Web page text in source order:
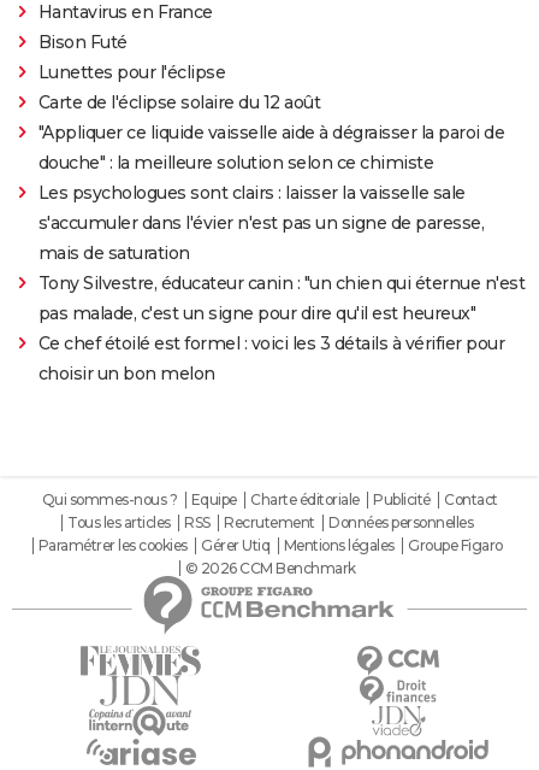
Hantavirus en France
Bison Futé
Lunettes pour l'éclipse
Carte de l'éclipse solaire du 12 août
"Appliquer ce liquide vaisselle aide à dégraisser la paroi de
douche" : la meilleure solution selon ce chimiste
Les psychologues sont clairs : laisser la vaisselle sale
s'accumuler dans l'évier n'est pas un signe de paresse,
mais de saturation
Tony Silvestre, éducateur canin : "un chien qui éternue n'est
pas malade, c'est un signe pour dire qu'il est heureux"
Ce chef étoilé est formel : voici les 3 détails à vérifier pour
choisir un bon melon
Qui sommes-nous ? Equipe Charte éditoriale Publicité
Contact
Tous les articles
RSS Recrutement
Données personnelles
Paramétrer les cookies
Gérer Utiq Mentions légales
Groupe Figaro
© 2026 CCM Benchmark